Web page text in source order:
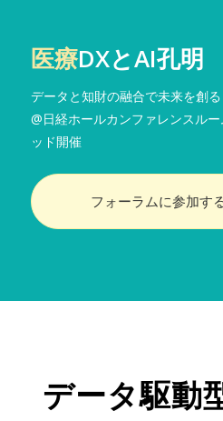
医療DXとAI孔明
データと知財の融合で未来を創る
@日経ホールカンファレンスル
ッド開催
フォーラムに参
データ駆動